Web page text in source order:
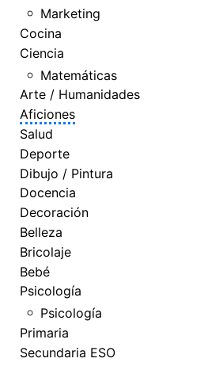
Marketing
Cocina
Ciencia
Matemáticas
Arte / Humanidades
Aficiones
Salud
Deporte
Dibujo / Pintura
Docencia
Decoración
Belleza
Bricolaje
Bebé
Psicología
Psicología
Primaria
Secundaria ESO